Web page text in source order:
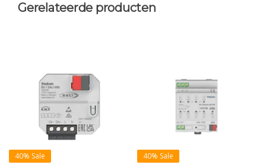
Gerelateerde producten
40% Sale 40% Sale